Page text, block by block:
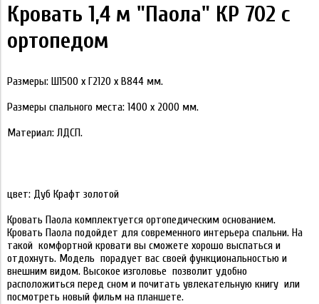
Кровать 1,4 м "Паола" КР 702 с
ортопедом
Размеры: Ш1500 х Г2120 х В844 мм.
Размеры спального места: 1400 х 2000 мм.
Материал: ЛДСП.
цвет: Дуб Крафт золотой
Кровать Паола комплектуется ортопедическим основанием.
Кровать Паола подойдет для современного интерьера спальни. На
такой комфортной кровати вы сможете хорошо выспаться и
отдохнуть. Модель порадует вас своей функциональностью и
внешним видом. Высокое изголовье позволит удобно
расположиться перед сном и почитать увлекательную книгу или
посмотреть новый фильм на планшете.